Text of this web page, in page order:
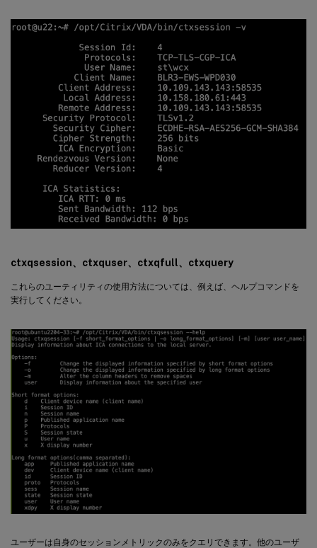
ctxqsession、 ctxquser、 ctxqfull、 ctxquery
これらのユーティリティの使用方法については、例えば、ヘルプコマンドを
実行してください。
ユーザーは自身のセッションメトリックのみをクエリできます。他のユーザ